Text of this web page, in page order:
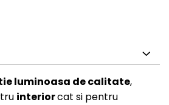
luminoasa de calitate,
interiorcat si pentru